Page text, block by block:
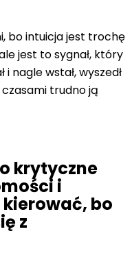
bo intuicja jest trochę
jest to sygnał, który
nagle wstał, wyszedł
czasami trudno ją
krytyczne
i
bo
z